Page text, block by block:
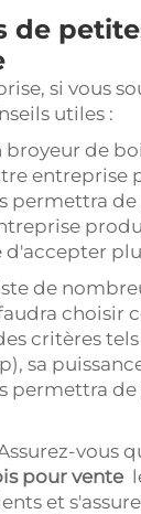
de
si vous
utiles :
broyeur de
entreprise
permettra
d'accepter
de
choisir
critères
sa
permettra
vous
pourvente
et